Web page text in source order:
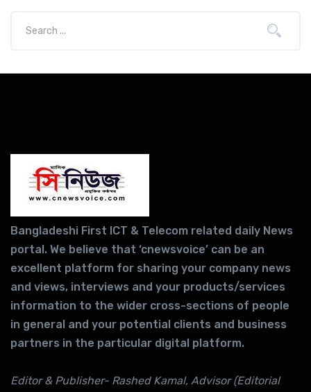
Bangladeshi First ICT & Telecom related daily News
portal. We believe that ‘cnewsvoice’ can be an
excellent platform for sharing your company news
and views, interviews and your products/services
information to the wider cross-sections of people
in general and your potential clients and business
partners in the particular digital platform.
Editor & Publisher- Rashed Kamal, Advisor (Editorial